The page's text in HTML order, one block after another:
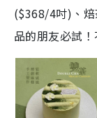
($368/4吋) 、
品的朋友必試